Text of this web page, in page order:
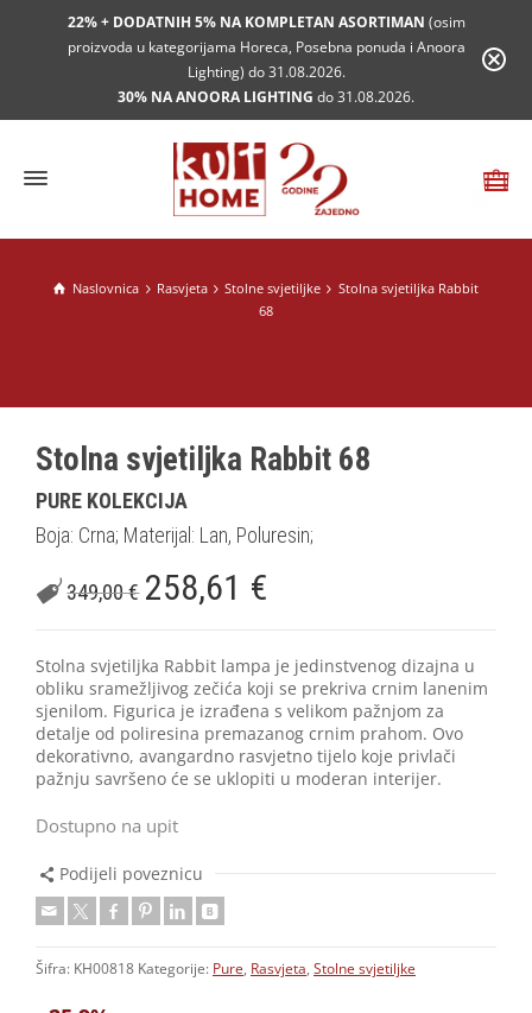
22% + DODATNIH 5% NA KOMPLETAN ASORTIMAN (osim
proizvoda u kategorijama Horeca, Posebna ponuda i Anoora
Lighting) do 31.08.2026.
30% NA ANOORA LIGHTING do 31.08.2026.
Naslovnica Rasvjeta Stolne svjetiljke
Stolna svjetiljka Rabbit
68
Stolna svjetiljka Rabbit 68
PURE KOLEKCIJA
Boja: Crna; Materijal: Lan, Poluresin;
349,00€ 258,61 €
Stolna svjetiljka Rabbit lampa je jedinstvenog dizajna u
obliku sramežljivog zečića koji se prekriva crnim lanenim
sjenilom. Figurica je izrađena s velikom pažnjom za
detalje od poliresina premazanog crnim prahom. Ovo
dekorativno, avangardno rasvjetno tijelo koje privlači
pažnju savršeno će se uklopiti u moderan interijer.
Dostupno na upit
Podijeli poveznicu
Šifra: KH00818 Kategorije: Pure Rasvjeta Stolne svjetiljke